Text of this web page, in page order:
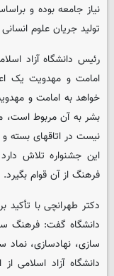
نیاز جامعه بوده و
تولید جریان علوم
رئیس دانشگاه آزاد
امامت و مهدویت یک
خواهد به امامت و
بشر به آن مربوط است،
نیست در اتاقهای بسته
این جشنواره تلاش
فرهنگ از آن قوام بگیرد.
دکتر طهرانچی با
دانشگاه گفت: فرهنگ
سازی، نهادسازی، نماد
دانشگاه آزاد اسلامی